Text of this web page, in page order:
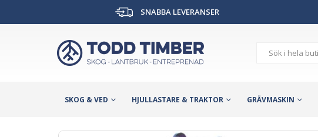
SNABBA LEVERANSER
SKOG & VED HJULLASTARE & TRAKTOR GRÄVMASKIN